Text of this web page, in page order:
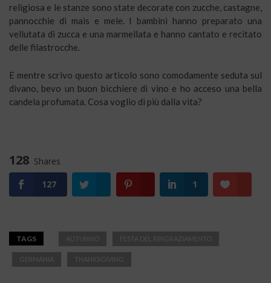
religiosa e le stanze sono state decorate con zucche, castagne,
pannocchie di mais e mele. I bambini hanno preparato una
vellutata di zucca e una marmellata e hanno cantato e recitato
delle filastrocche.
E mentre scrivo questo articolo sono comodamente seduta sul
divano, bevo un buon bicchiere di vino e ho acceso una bella
candela profumata. Cosa voglio di più dalla vita?
128 Shares
127
1
TAGS AUTUNNO FESTA DEL RINGRAZIAMENTO
GERMANIA THANKSGIVING